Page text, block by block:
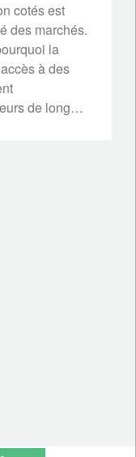
cotés est
des marchés.
la
à des
de long